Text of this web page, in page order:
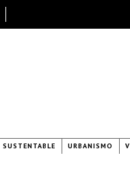
SUSTENTABLE URBANISMO